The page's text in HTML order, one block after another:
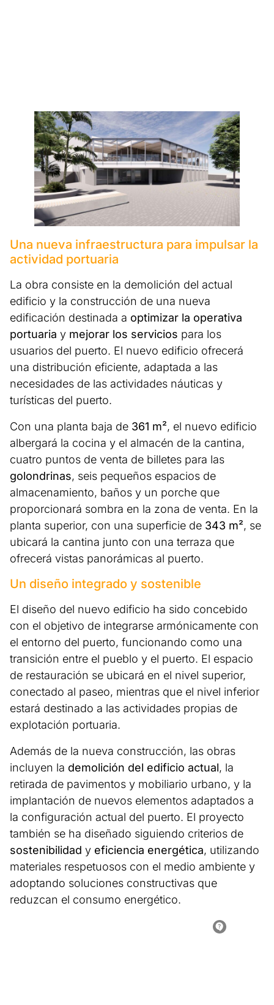
Una nueva infraestructura para impulsar la
actividad portuaria
La obra consiste en la demolición del actual
edificio y la construcción de una nueva
edificación destinada a optimizar la operativa
portuaria y mejorar los servicios para los
usuarios del puerto. El nuevo edificio ofrecerá
una distribución eficiente, adaptada a las
necesidades de las actividades náuticas y
turísticas del puerto.
Con una planta baja de 361 m², el nuevo edificio
albergará la cocina y el almacén de la cantina,
cuatro puntos de venta de billetes para las
golondrinas, seis pequeños espacios de
almacenamiento, baños y un porche que
proporcionará sombra en la zona de venta. En la
planta superior, con una superficie de 343 m², se
ubicará la cantina junto con una terraza que
ofrecerá vistas panorámicas al puerto.
Un diseño integrado y sostenible
El diseño del nuevo edificio ha sido concebido
con el objetivo de integrarse armónicamente con
el entorno del puerto, funcionando como una
transición entre el pueblo y el puerto. El espacio
de restauración se ubicará en el nivel superior,
conectado al paseo, mientras que el nivel inferior
estará destinado a las actividades propias de
explotación portuaria.
Además de la nueva construcción, las obras
incluyen la demolición del edificio actual, la
retirada de pavimentos y mobiliario urbano, y la
implantación de nuevos elementos adaptados a
la configuración actual del puerto. El proyecto
también se ha diseñado siguiendo criterios de
sostenibilidad y eficiencia energética, utilizando
materiales respetuosos con el medio ambiente y
adoptando soluciones constructivas que
reduzcan el consumo energético.